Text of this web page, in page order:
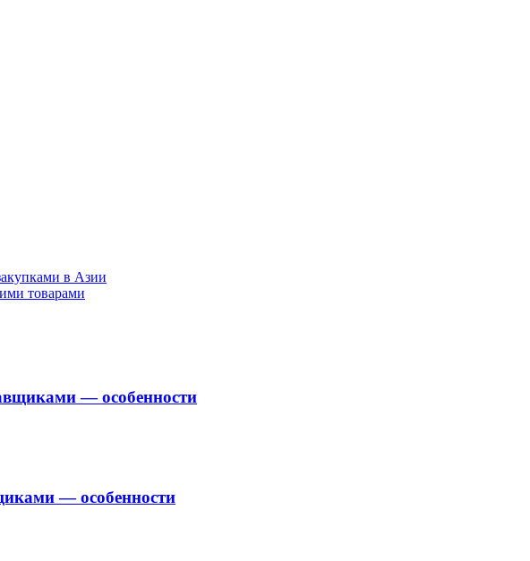
в Азии
товарами
— особенности
— особенности